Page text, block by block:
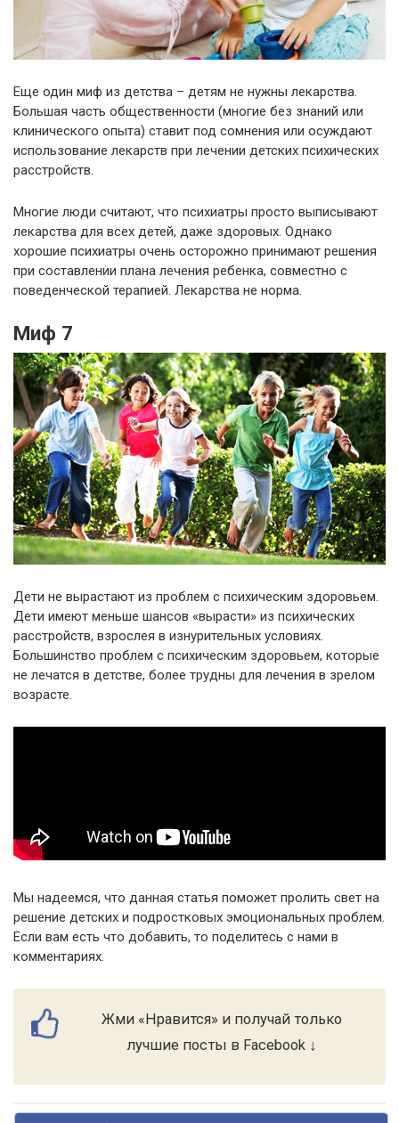
Еще один миф из детства – детям не нужны лекарства.
Большая часть общественности (многие без знаний или
клинического опыта) ставит под сомнения или осуждают
использование лекарств при лечении детских психических
расстройств.
Многие люди считают, что психиатры просто выписывают
лекарства для всех детей, даже здоровых. Однако
хорошие психиатры очень осторожно принимают решения
при составлении плана лечения ребенка, совместно с
поведенческой терапией. Лекарства не норма.
Миф 7
Дети не вырастают из проблем с психическим здоровьем.
Дети имеют меньше шансов «вырасти» из психических
расстройств, взрослея в изнурительных условиях.
Большинство проблем с психическим здоровьем, которые
не лечатся в детстве, более трудны для лечения в зрелом
возрасте.
Мы надеемся, что данная статья поможет пролить свет на
решение детских и подростковых эмоциональных проблем.
Если вам есть что добавить, то поделитесь с нами в
комментариях.
Жми «Нравится» и получай только
лучшие посты в Facebook ↓